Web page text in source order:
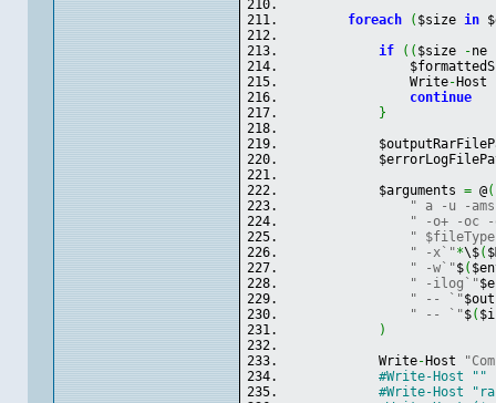
foreach
( $size in
if
( ( $size -ne
Write- Host
continue
}
$arguments = @(
" a -u -
" -o+ -oc
"
" -x`"*\$(
" -w`"$(
" -ilog`"
" -- `"
" -- `"$(
)
Write- Host
#Write-Host ""
#Write-Host